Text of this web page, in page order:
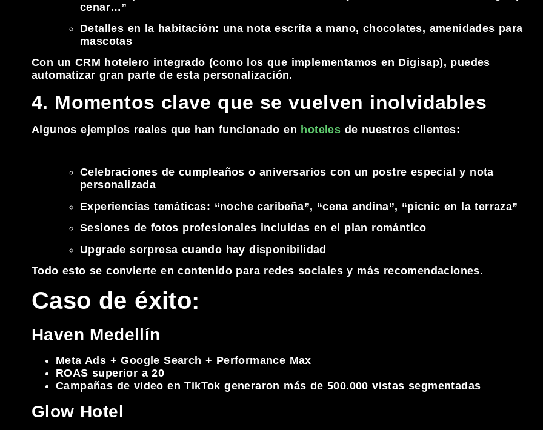
cenar…”
Detalles en la habitación: una nota escrita a mano, chocolates, amenidades para
mascotas
Con un CRM hotelero integrado (como los que implementamos en Digisap), puedes
automatizar gran parte de esta personalización.
4. Momentos clave que se vuelven inolvidables
Algunos ejemplos reales que han funcionado en hoteles de nuestros clientes:
Celebraciones de cumpleaños o aniversarios con un postre especial y nota
personalizada
Experiencias temáticas: “noche caribeña”, “cena andina”, “picnic en la terraza”
Sesiones de fotos profesionales incluidas en el plan romántico
Upgrade sorpresa cuando hay disponibilidad
Todo esto se convierte en contenido para redes sociales y más recomendaciones.
Caso de éxito:
Haven Medellín
Meta Ads + Google Search + Performance Max
ROAS superior a 20
Campañas de video en TikTok generaron más de 500.000 vistas segmentadas
Glow Hotel